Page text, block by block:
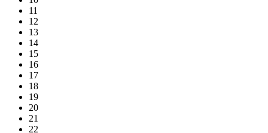
11
12
13
14
15
16
17
18
19
20
21
22